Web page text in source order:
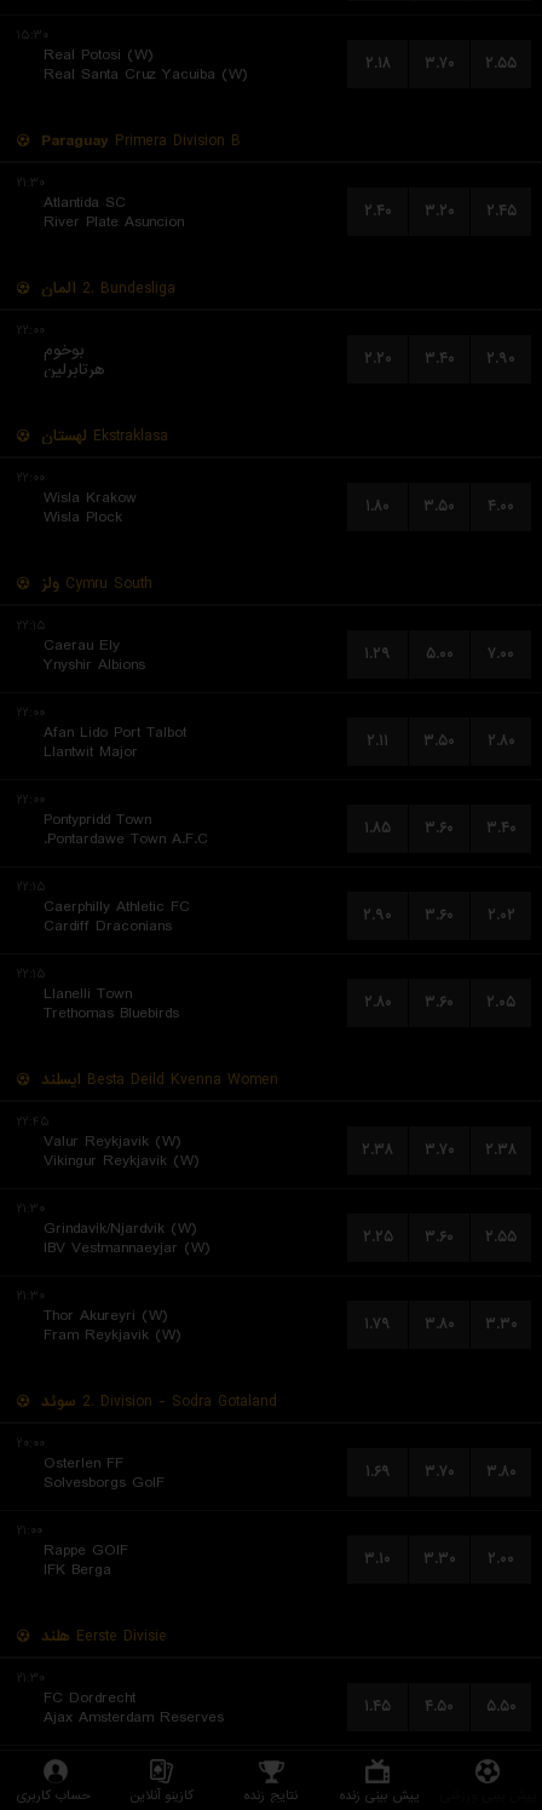
۱۵:۳۰
Real Potosi (W)
Real Santa Cruz Yacuiba (W)
۲.۱۸ ۳.۷۰ ۲.۵۵
Paraguay Primera Division B
۲۱:۳۰
Atlantida SC
River Plate Asuncion
۲.۴۰ ۳.۲۰ ۲.۴۵
آلمان 2. Bundesliga
۲۲:۰۰
بوخوم
هرتابرلین
۲.۲۰ ۳.۴۰ ۲.۹۰
لهستان Ekstraklasa
۲۲:۰۰
Wisla Krakow
Wisla Plock
۱.۸۰ ۳.۵۰ ۴.۰۰
ولز Cymru South
۲۲:۱۵
Caerau Ely
Ynyshir Albions
۱.۲۹ ۵.۰۰ ۷.۰۰
۲۲:۰۰
Afan Lido Port Talbot
Llantwit Major
۲.۱۱ ۳.۵۰ ۲.۸۰
۲۲:۰۰
Pontypridd Town
Pontardawe Town A.F.C.
۱.۸۵ ۳.۶۰ ۳.۴۰
۲۲:۱۵
Caerphilly Athletic FC
Cardiff Draconians
۲.۹۰ ۳.۶۰ ۲.۰۲
۲۲:۱۵
Llanelli Town
Trethomas Bluebirds
۲.۸۰ ۳.۶۰ ۲.۰۵
ایسلند Besta Deild Kvenna Women
۲۲:۴۵
Valur Reykjavik (W)
Vikingur Reykjavik (W)
۲.۳۸ ۳.۷۰ ۲.۳۸
۲۱:۳۰
Grindavik/Njardvik (W)
IBV Vestmannaeyjar (W)
۲.۲۵ ۳.۶۰ ۲.۵۵
۲۱:۳۰
Thor Akureyri (W)
Fram Reykjavik (W)
۱.۷۹ ۳.۸۰ ۳.۳۰
سوئد 2. Division - Sodra Gotaland
۲۰:۰۰
Osterlen FF
Solvesborgs GoIF
۱.۶۹ ۳.۷۰ ۳.۸۰
۲۱:۰۰
Rappe GOIF
IFK Berga
۳.۱۰ ۳.۳۰ ۲.۰۰
هلند Eerste Divisie
۲۱:۳۰
FC Dordrecht
Ajax Amsterdam Reserves
۱.۴۵ ۴.۵۰ ۵.۵۰
۲۱:۳۰
SBV Vitesse
RKC Waalwijk
۲.۳۰
پیش بینی زنده نتایج زنده کازینو آنلاین حساب کاربری